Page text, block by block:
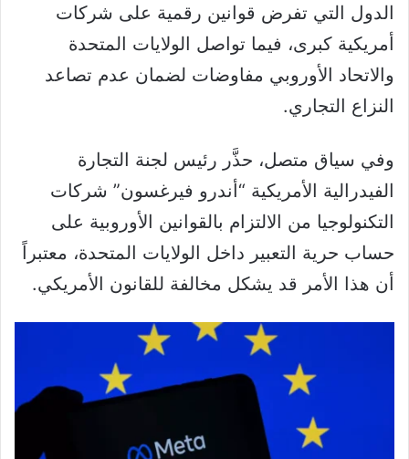
الدول التي تفرض قوانين رقمية على شركات
أمريكية كبرى، فيما تواصل الولايات المتحدة
والاتحاد الأوروبي مفاوضات لضمان عدم تصاعد
النزاع التجاري.
وفي سياق متصل، حذَّر رئيس لجنة التجارة
الفيدرالية الأمريكية “أندرو فيرغسون” شركات
التكنولوجيا من الالتزام بالقوانين الأوروبية على
حساب حرية التعبير داخل الولايات المتحدة، معتبراً
أن هذا الأمر قد يشكل مخالفة للقانون الأمريكي.